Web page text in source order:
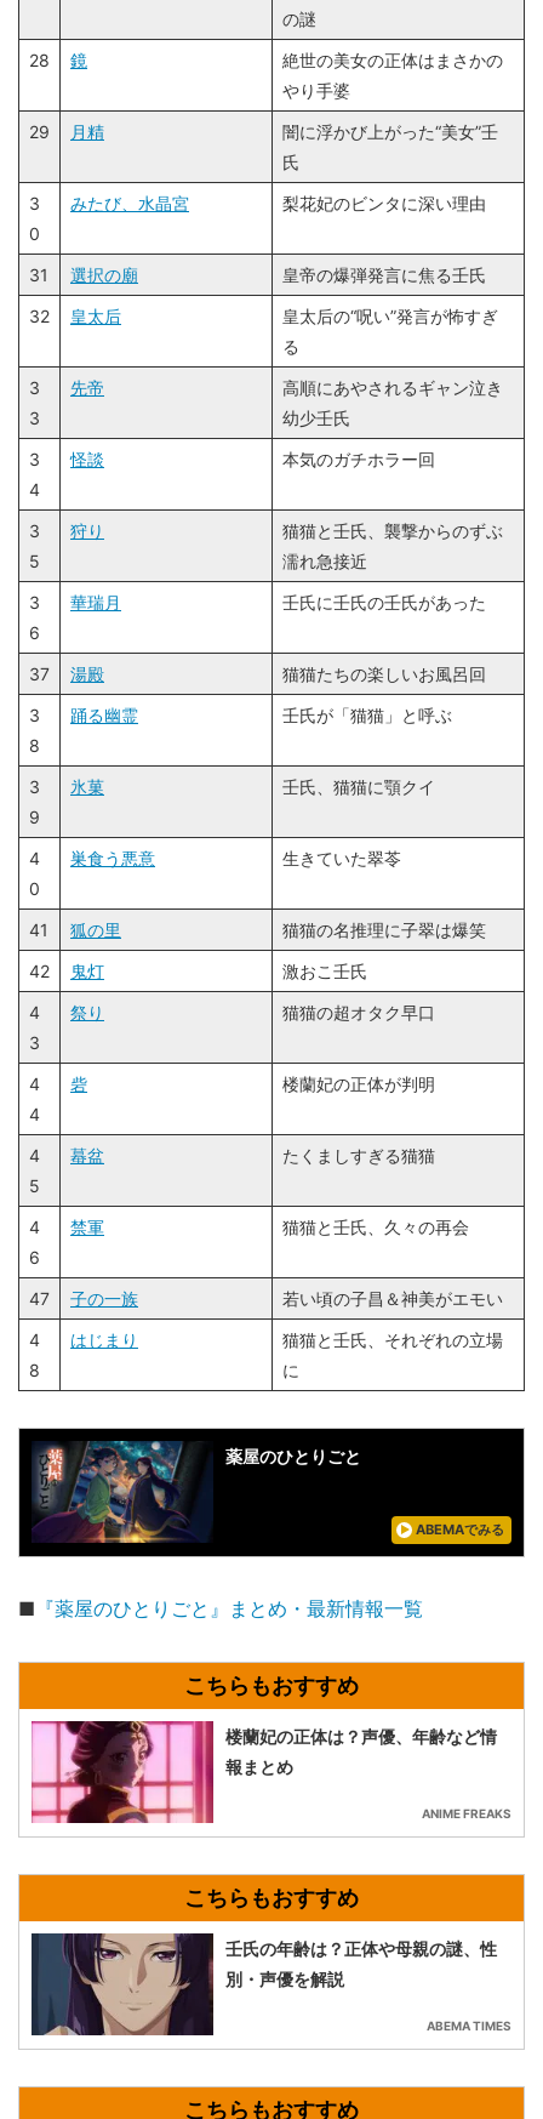
の謎
28
鏡
絶世の美女の正体はまさかの
やり手婆
29
月精
闇に浮かび上がった“美女”壬
氏
3
0
みたび、水晶宮 梨花妃のビンタに深い理由
31 選択の廟
皇帝の爆弾発言に焦る壬氏
32
皇太后
皇太后の“呪い”発言が怖すぎ
る
3
3
先帝
高順にあやされるギャン泣き
幼少壬氏
3
4
怪談 本気のガチホラー回
3
5
狩り
猫猫と壬氏、襲撃からのずぶ
濡れ急接近
3
6
華瑞月 壬氏に壬氏の壬氏があった
37 湯殿
猫猫たちの楽しいお風呂回
3
8
踊る幽霊 壬氏が「猫猫」と呼ぶ
3
9
氷菓 壬氏、猫猫に顎クイ
4
0
巣食う悪意 生きていた翠苓
41 狐の里
猫猫の名推理に子翠は爆笑
42
鬼灯
激おこ壬氏
4
3
祭り 猫猫の超オタク早口
4
4
砦 楼蘭妃の正体が判明
4
5
蟇盆 たくましすぎる猫猫
4
6
禁軍 猫猫と壬氏、久々の再会
47 子の一族
若い頃の子昌＆神美がエモい
4
8
はじまり
猫猫と壬氏、それぞれの立場
に
薬屋のひとりごと
ABEMAでみる
■ 『薬屋のひとりごと』まとめ・最新情報一覧
楼蘭妃の正体は？声優、年齢など情
報まとめ
ANIME FREAKS
壬氏の年齢は？正体や母親の謎、性
別・声優を解説
ABEMA TIMES